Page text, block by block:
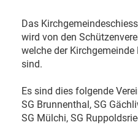
Das
wird von den
welche der
sind.
Es sind dies folgende
SG Brunnenthal, SG
SG Mülchi, SG